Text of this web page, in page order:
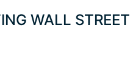
WALL STREET